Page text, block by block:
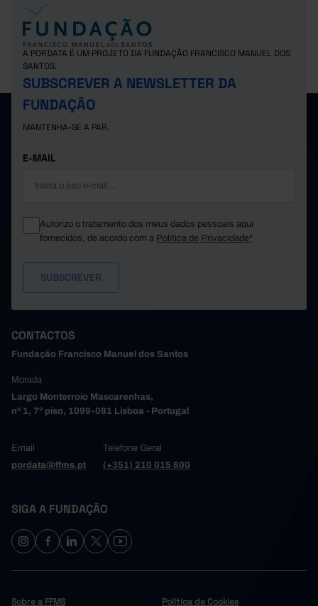
A PORDATA É UM PROJETO DA FUNDAÇÃO FRANCISCO MANUEL DOS
SANTOS.
SUBSCREVER A NEWSLETTER DA
FUNDAÇÃO
MANTENHA-SE A PAR.
E-MAIL
Autorizo o tratamento dos meus dados pessoais aqui
fornecidos, de acordo com a Política de Privacidade*
CONTACTOS
Fundação Francisco Manuel dos Santos
Morada
Largo Monterroio Mascarenhas,
nº 1, 7º piso, 1099-081 Lisboa - Portugal
Email
pordata@ffms.pt
Telefone Geral
(+351) 210 015 800
SIGA A FUNDAÇÃO
Sobre a FFMS Política de Cookies